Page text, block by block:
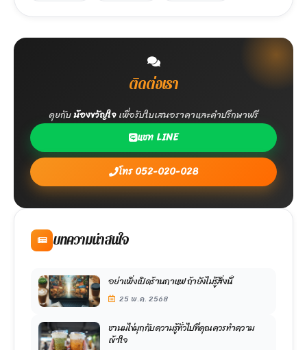
ติดต่อเรา
คุยกับน้องขวัญใจเพื่อรับใบเสนอราคาและคำปรึกษาฟรี
แชท LINE
โทร 052-020-028
บทความน่าสนใจ
อย่าเพิ่งเปิดร้านกาแฟ ถ้ายังไม่รู้สิ่งนี้
25 พ.ค. 2568
ชานมไข่มุกกับความรู้ทั่วไปที่คุณควรทำความ
เข้าใจ